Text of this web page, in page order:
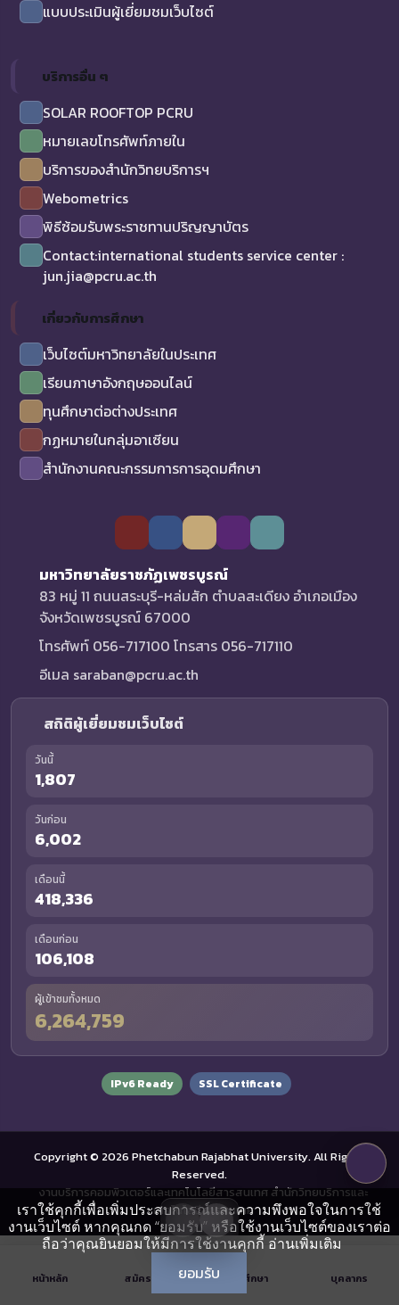
แบบประเมินผู้เยี่ยมชมเว็บไซต์
บริการอื่น ๆ
SOLAR ROOFTOP PCRU
หมายเลขโทรศัพท์ภายใน
บริการของสำนักวิทยบริการฯ
Webometrics
พิธีซ้อมรับพระราชทานปริญญาบัตร
Contact:international students service center :
jun.jia@pcru.ac.th
เกี่ยวกับการศึกษา
เว็บไซต์มหาวิทยาลัยในประเทศ
เรียนภาษาอังกฤษออนไลน์
ทุนศึกษาต่อต่างประเทศ
กฏหมายในกลุ่มอาเซียน
สำนักงานคณะกรรมการการอุดมศึกษา
มหาวิทยาลัยราชภัฏเพชรบูรณ์
83 หมู่ 11 ถนนสระบุรี-หล่มสัก ตำบลสะเดียง อำเภอเมือง
จังหวัดเพชรบูรณ์ 67000
โทรศัพท์ 056-717100 โทรสาร 056-717110
อีเมล saraban@pcru.ac.th
สถิติผู้เยี่ยมชมเว็บไซต์
วันนี้
1,807
วันก่อน
6,002
เดือนนี้
418,336
เดือนก่อน
106,108
ผู้เข้าชมทั้งหมด
6,264,759
IPv6 Ready SSL Certificate
Copyright © 2026 Phetchabun Rajabhat University. All Rights
Reserved.
งานบริการคอมพิวเตอร์และเทคโนโลยีสารสนเทศ สำนักวิทยบริการและ
เทคโนโลยีสารสนเทศ
หน้าหลัก สมัครเรียน นักศึกษา บุคลากร
เราใช้คุกกี้เพื่อเพิ่มประสบการณ์และความพึงพอใจในการใช้
งานเว็บไซต์ หากคุณกด “ยอมรับ” หรือใช้งานเว็บไซต์ของเราต่อ
ถือว่าคุณยินยอมให้มีการใช้งานคุกกี้ อ่านเพิ่มเติม
ยอมรับ